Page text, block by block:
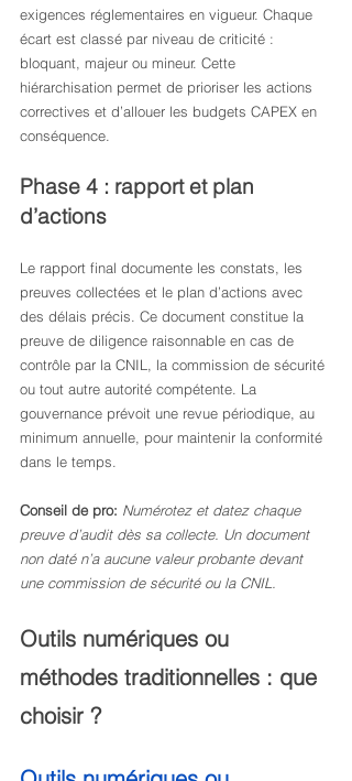
exigences réglementaires en vigueur. Chaque
écart est classé par niveau de criticité :
bloquant, majeur ou mineur. Cette
hiérarchisation permet de prioriser les actions
correctives et d’allouer les budgets CAPEX en
conséquence.
Phase 4 : rapport et plan
d’actions
Le rapport final documente les constats, les
preuves collectées et le plan d’actions avec
des délais précis. Ce document constitue la
preuve de diligence raisonnable en cas de
contrôle par la CNIL, la commission de sécurité
ou tout autre autorité compétente. La
gouvernance prévoit une revue périodique, au
minimum annuelle, pour maintenir la conformité
dans le temps.
Conseil de pro: Numérotez et datez chaque
preuve d’audit dès sa collecte. Un document
non daté n’a aucune valeur probante devant
une commission de sécurité ou la CNIL.
Outils numériques ou
méthodes traditionnelles : que
choisir ?